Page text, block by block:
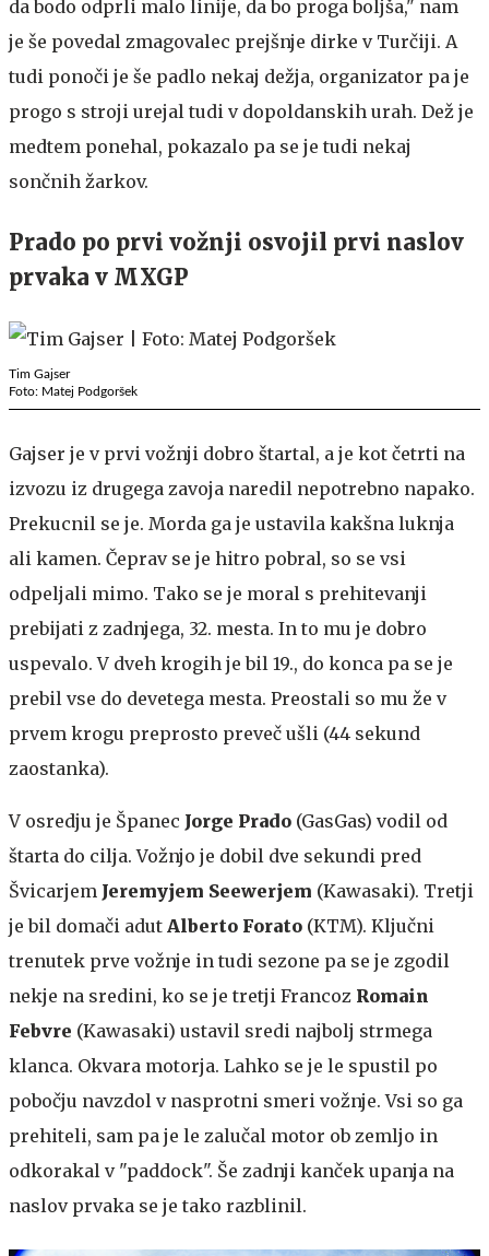
da bodo odprli malo linije, da bo proga boljša," nam
je še povedal zmagovalec prejšnje dirke v Turčiji. A
tudi ponoči je še padlo nekaj dežja, organizator pa je
progo s stroji urejal tudi v dopoldanskih urah. Dež je
medtem ponehal, pokazalo pa se je tudi nekaj
sončnih žarkov.
Prado po prvi vožnji osvojil prvi naslov
prvaka v MXGP
Tim Gajser
Foto: Matej Podgoršek
Gajser je v prvi vožnji dobro štartal, a je kot četrti na
izvozu iz drugega zavoja naredil nepotrebno napako.
Prekucnil se je. Morda ga je ustavila kakšna luknja
ali kamen. Čeprav se je hitro pobral, so se vsi
odpeljali mimo. Tako se je moral s prehitevanji
prebijati z zadnjega, 32. mesta. In to mu je dobro
uspevalo. V dveh krogih je bil 19., do konca pa se je
prebil vse do devetega mesta. Preostali so mu že v
prvem krogu preprosto preveč ušli (44 sekund
zaostanka).
V osredju je Španec Jorge Prado (GasGas) vodil od
štarta do cilja. Vožnjo je dobil dve sekundi pred
Švicarjem Jeremyjem Seewerjem (Kawasaki). Tretji
je bil domači adut Alberto Forato (KTM). Ključni
trenutek prve vožnje in tudi sezone pa se je zgodil
nekje na sredini, ko se je tretji Francoz Romain
Febvre (Kawasaki) ustavil sredi najbolj strmega
klanca. Okvara motorja. Lahko se je le spustil po
pobočju navzdol v nasprotni smeri vožnje. Vsi so ga
prehiteli, sam pa je le zalučal motor ob zemljo in
odkorakal v "paddock". Še zadnji kanček upanja na
naslov prvaka se je tako razblinil.